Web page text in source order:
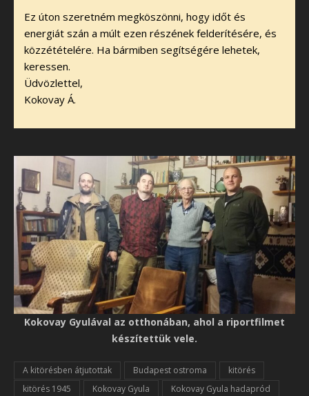
Ez úton szeretném megköszönni, hogy időt és
energiát szán a múlt ezen részének felderítésére, és
közzétételére. Ha bármiben segítségére lehetek,
keressen.
Üdvözlettel,
Kokovay Á.
Kokovay Gyulával az otthonában, ahol a riportfilmet
készítettük vele.
A kitörésben átjutottak Budapest ostroma
kitörés
kitörés 1945
Kokovay Gyula Kokovay Gyula hadapród